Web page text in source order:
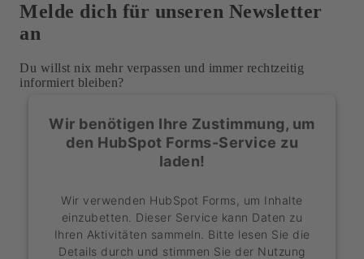
Melde dich für unseren Newsletter
an
Du willst nix mehr verpassen und immer rechtzeitig
informiert bleiben?
Wir benötigen Ihre Zustimmung, um
den HubSpot Forms-Service zu
laden!
Wir verwenden HubSpot Forms, um Inhalte
einzubetten. Dieser Service kann Daten zu
Ihren Aktivitäten sammeln. Bitte lesen Sie die
Details durch und stimmen Sie der Nutzung